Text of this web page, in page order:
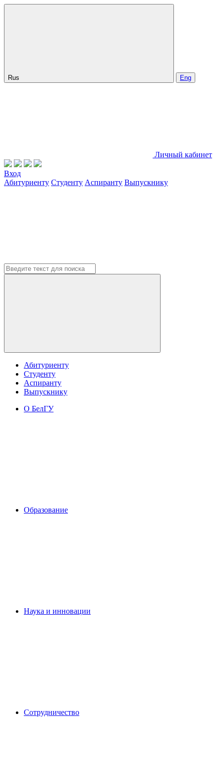
Rus Eng
Личный кабинет
Вход
Абитуриенту Студенту Аспиранту Выпускнику
Абитуриенту
Студенту
Аспиранту
Выпускнику
О БелГУ
Образование
Наука и инновации
Сотрудничество